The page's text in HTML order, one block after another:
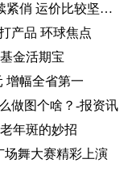
长久物流：目前市场上滚装船运力持续紧俏 运价比较坚挺-当前速看
产品 环球焦点
金活期宝
增幅全省第一
做图个啥？-报资讯
年斑的妙招
场舞大赛精彩上演